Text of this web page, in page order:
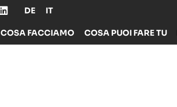
DE IT
COSA FACCIAMO COSA PUOI FARE TU